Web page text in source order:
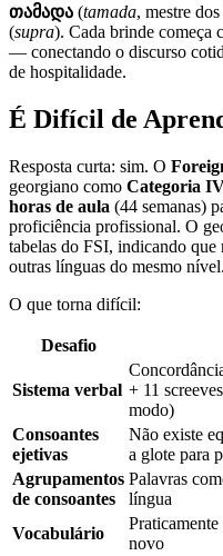
თამადა (tamada, mestre
(supra). Cada brinde começa
— conectando o discurso
de hospitalidade.
É Difícil de
Resposta curta: sim. O
georgiano como Categoria
horas de aula (44 semanas)
proficiência profissional. O
tabelas do FSI, indicando
outras línguas do mesmo nível.
O que torna difícil:
Desafio
Sistema verbal + 11
modo)
Consoantes
ejetivas
Não existe
a glote para
Agrupamentos
de consoantes
Palavras
língua
Vocabulário
novo